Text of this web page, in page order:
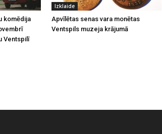
komēdija
Ventspilī
Izklaide
Apvīlētas senas vara monētas
Ventspils muzeja krājumā